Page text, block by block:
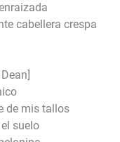
cabellera crespa
de mis tallos
suelo